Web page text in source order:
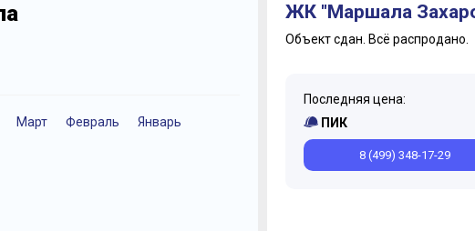
Март Февраль Январь Декабрь
ЖК "Маршала
Объект сдан. Всё распродано.
Последняя цена:
ПИК
8 (499) 348-17-29